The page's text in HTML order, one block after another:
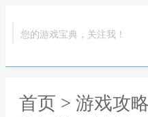
您的游戏宝典，关注我！
首页 > 游戏攻略